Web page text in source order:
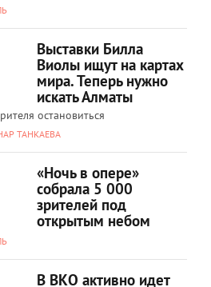
Выставки Билла
Виолы ищут на картах
мира. Теперь нужно
искать Алматы
остановиться
ТАНКАЕВА
«Ночь в опере»
собрала 5 000
зрителей под
открытым небом
В ВКО активно идет